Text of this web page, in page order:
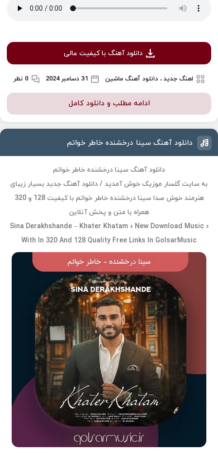
دانلود آهنگ با کیفیت عالی
اهنگ جدید ، دانلود آهنگ ماشین 31 دسامبر 2024 0 نظر
ادامه مطلب و دانلود کامل
دانلود آهنگ سینا درخشنده خاطر خواتم
دانلود آهنگ سینا درخشنده خاطر خواتم
به سایت گلسار موزیک خوش آمدید / دانلود آهنگ جدید بسیار زیبای
هنرمند خوش صدا سینا درخشنده خاطر خواتم با کیفیت 128 و 320
همراه با متن و پخش آنلاین
Sina Derakhshande – Khater Khatam » New Download Music »
With In 320 And 128 Quality Free Links In GolsarMusic